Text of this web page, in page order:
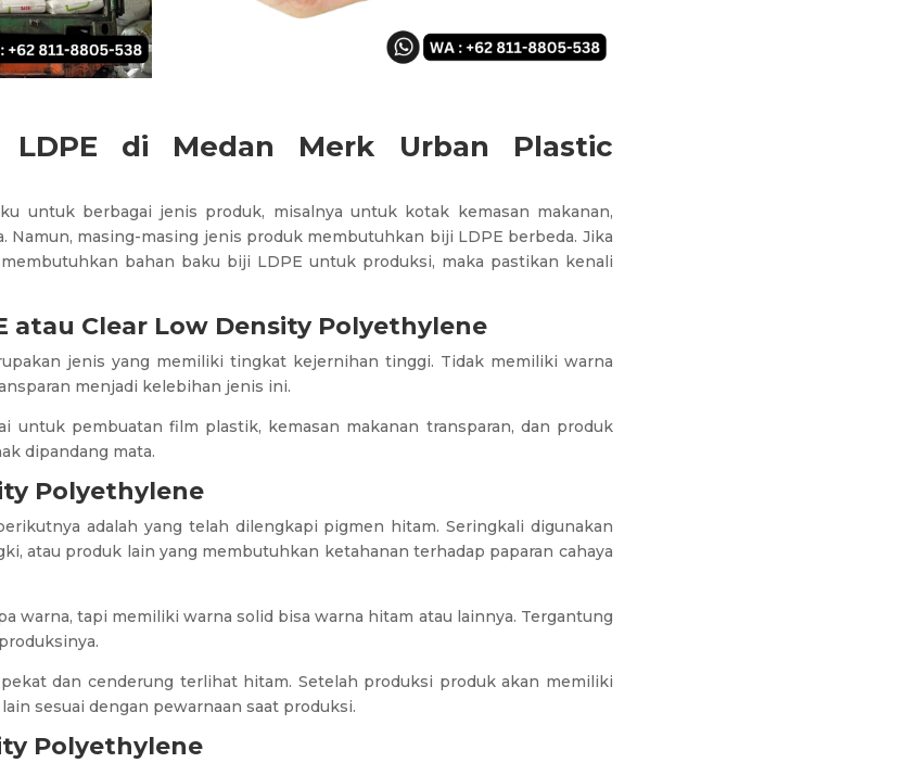
di Medan Merk Urban Plastic
untuk berbagai jenis produk, misalnya untuk kotak kemasan makanan,
Namun, masing-masing jenis produk membutuhkan biji LDPE berbeda. Jika
bahan baku biji LDPE untuk produksi, maka pastikan kenali
atau Clear Low Density Polyethylene
jenis yang memiliki tingkat kejernihan tinggi. Tidak memiliki warna
menjadi kelebihan jenis ini.
untuk pembuatan film plastik, kemasan makanan transparan, dan produk
dipandang mata.
Polyethylene
adalah yang telah dilengkapi pigmen hitam. Seringkali digunakan
atau produk lain yang membutuhkan ketahanan terhadap paparan cahaya
warna, tapi memiliki warna solid bisa warna hitam atau lainnya. Tergantung
dan cenderung terlihat hitam. Setelah produksi produk akan memiliki
sesuai dengan pewarnaan saat produksi.
Polyethylene